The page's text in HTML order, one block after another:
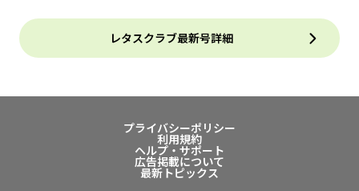
レタスクラブ最新号詳細
プライバシーポリシー
利用規約
ヘルプ・サポート
広告掲載について
最新トピックス